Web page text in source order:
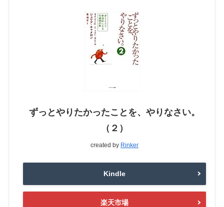
ずっとやりたかったことを、やりなさい。
（２）
created by Rinker
Kindle
楽天市場